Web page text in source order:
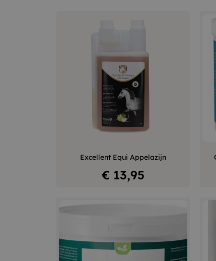
Excellent Equi Appelazijn
Prijs
€ 13,95
In winkelwagen